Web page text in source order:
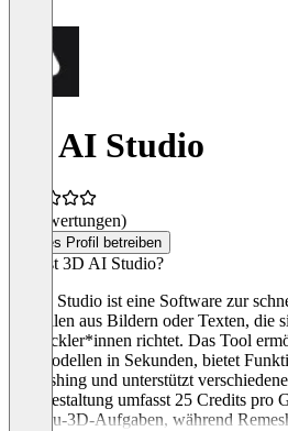
3D AI Studio
(0 Bewertungen)
Dieses Profil betreiben
Was ist 3D AI Studio?
3D AI Studio ist eine Software zur
Modellen aus Bildern oder Texten, die
Entwickler*innen richtet. Das Tool
3D-Modellen in Sekunden, bietet
Remeshing und unterstützt
Preisgestaltung umfasst 25 Credits
Text-zu-3D-Aufgaben, während